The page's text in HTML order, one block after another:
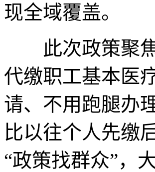
现全域覆盖。
此次政策聚焦
代缴职工基本医
请、不用跑腿办
比以往个人先缴
“政策找群众”，